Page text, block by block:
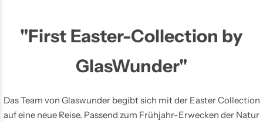
"First Easter-Collection by
GlasWunder"
Das Team von Glaswunder begibt sich mit der Easter Collection
auf eine neue Reise. Passend zum Frühjahr-Erwecken der Natur